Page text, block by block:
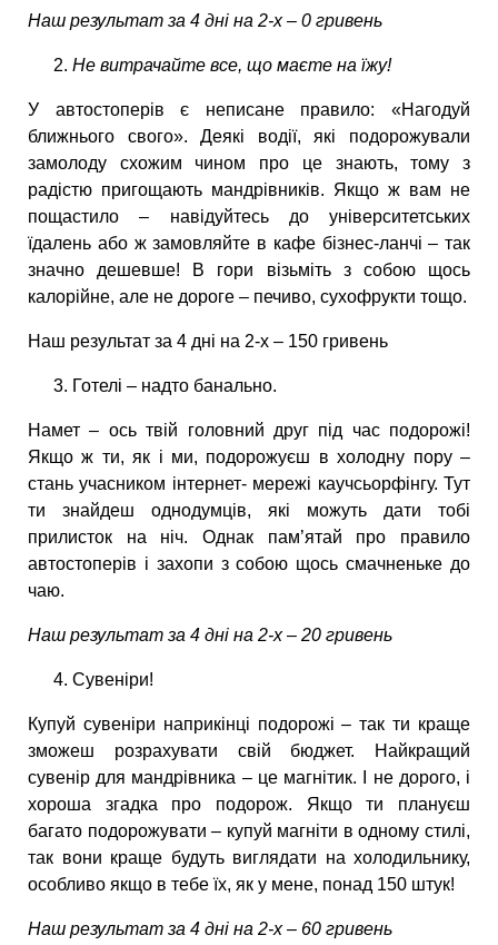
Наш результат за 4 дні на 2-х – 0 гривень
Не витрачайте все, що маєте на їжу!
У автостоперів є неписане правило: «Нагодуй
ближнього свого». Деякі водії, які подорожували
замолоду схожим чином про це знають, тому з
радістю пригощають мандрівників. Якщо ж вам не
пощастило – навідуйтесь до університетських
їдалень або ж замовляйте в кафе бізнес-ланчі – так
значно дешевше! В гори візьміть з собою щось
калорійне, але не дороге – печиво, сухофрукти тощо.
Наш результат за 4 дні на 2-х – 150 гривень
Готелі – надто банально.
Намет – ось твій головний друг під час подорожі!
Якщо ж ти, як і ми, подорожуєш в холодну пору –
стань учасником інтернет- мережі каучсьорфінгу. Тут
ти знайдеш однодумців, які можуть дати тобі
прилисток на ніч. Однак пам’ятай про правило
автостоперів і захопи з собою щось смачненьке до
чаю.
Наш результат за 4 дні на 2-х – 20 гривень
Сувеніри!
Купуй сувеніри наприкінці подорожі – так ти краще
зможеш розрахувати свій бюджет. Найкращий
сувенір для мандрівника – це магнітик. І не дорого, і
хороша згадка про подорож. Якщо ти плануєш
багато подорожувати – купуй магніти в одному стилі,
так вони краще будуть виглядати на холодильнику,
особливо якщо в тебе їх, як у мене, понад 150 штук!
Наш результат за 4 дні на 2-х – 60 гривень